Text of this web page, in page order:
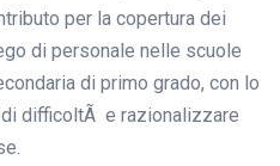
per la copertura dei
di personale nelle scuole
di primo grado, con lo
difficoltÃ e razionalizzare